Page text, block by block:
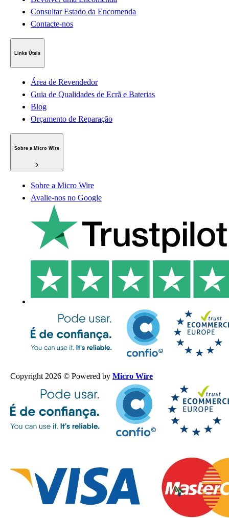
Consultar Estado da Encomenda
Contacte-nos
Links Úteis
Área de Revendedor
Guia de Qualidades de Ecrã e Baterias
Blog
Orçamento de Reparação
Sobre a Micro Wire
Sobre a Micro Wire
Avalie-nos no Google
Copyright 2026 © Powered by Micro Wire